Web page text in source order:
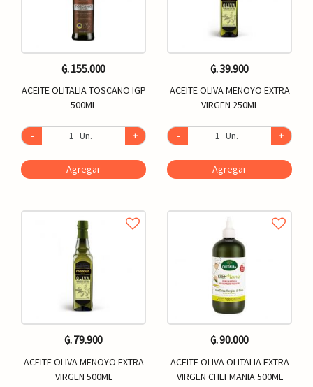
₲. 155.000
ACEITE OLITALIA TOSCANO IGP
500ML
- Un. +
Agregar
₲. 39.900
ACEITE OLIVA MENOYO EXTRA
VIRGEN 250ML
- Un. +
Agregar
₲. 79.900
ACEITE OLIVA MENOYO EXTRA
VIRGEN 500ML
₲. 90.000
ACEITE OLIVA OLITALIA EXTRA
VIRGEN CHEFMANIA 500ML